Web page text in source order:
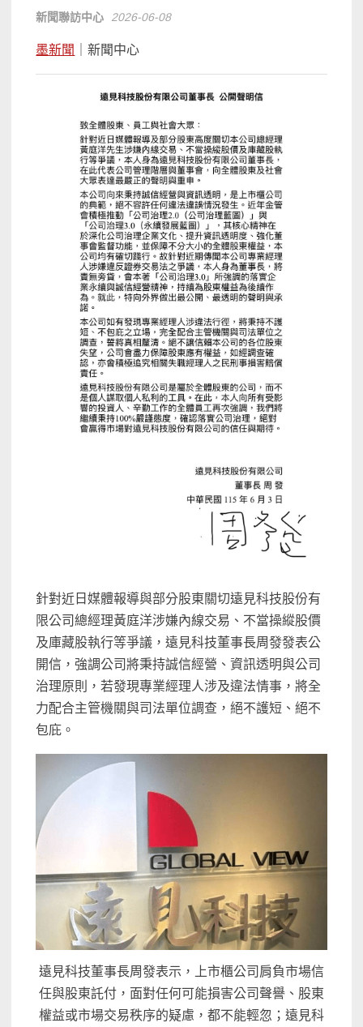
新聞聯訪中心 2026-06-08
墨新聞 ｜新聞中心
針對近日媒體報導與部分股東關切遠見科技股份有
限公司總經理黃庭洋涉嫌內線交易、不當操縱股價
及庫藏股執行等爭議，遠見科技董事長周發發表公
開信，強調公司將秉持誠信經營、資訊透明與公司
治理原則，若發現專業經理人涉及違法情事，將全
力配合主管機關與司法單位調查，絕不護短、絕不
包庇。
遠見科技董事長周發表示，上市櫃公司肩負市場信
任與股東託付，面對任何可能損害公司聲譽、股東
權益或市場交易秩序的疑慮，都不能輕忽；遠見科